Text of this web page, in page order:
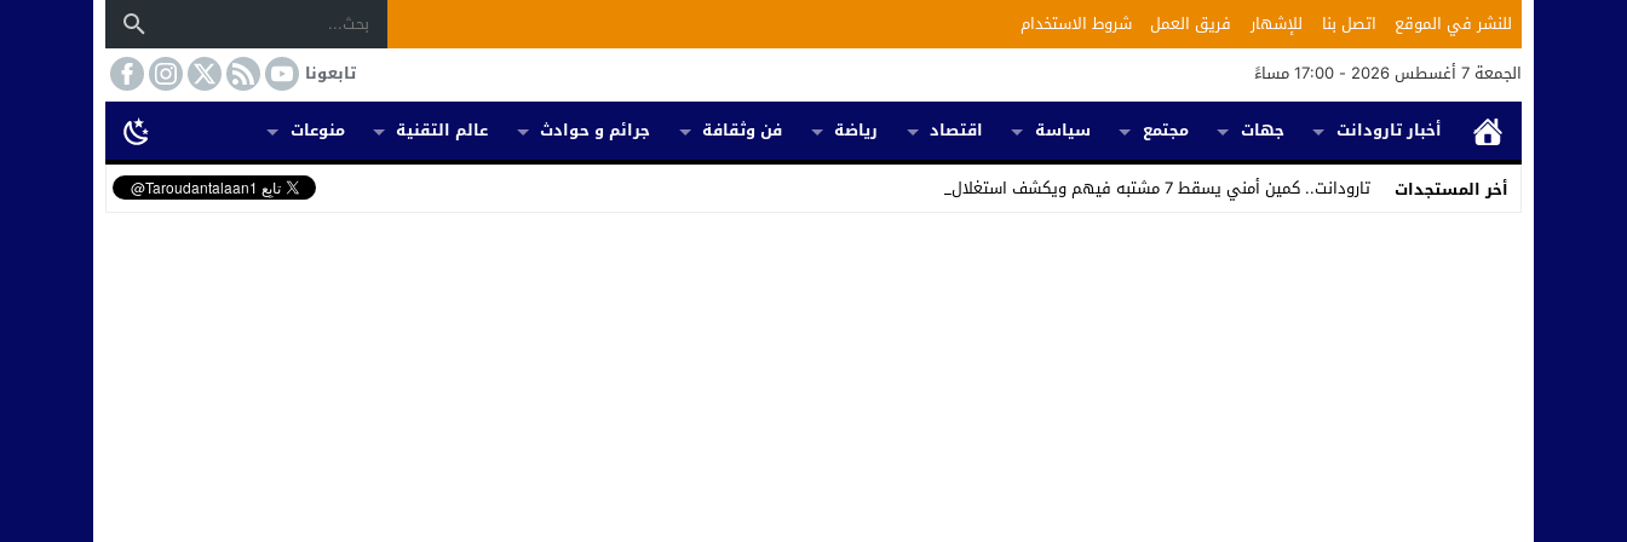
للنشر في الموقع اتصل بنا للإشهار فريق العمل
شروط الاستخدام
الجمعة 7 أغسطس 2026 - 17:00 مساءً
تابعونا
أخبار تارودانت
جهات مجتمع سياسة اقتصاد رياضة فن وثقافة جرائم و حوادث عالم التقنية
منوعات
أخر المستجدات
تارودانت.. كمين أمني يسقط 7 مشتبه فيهم ويكشف استغلال محل ل_